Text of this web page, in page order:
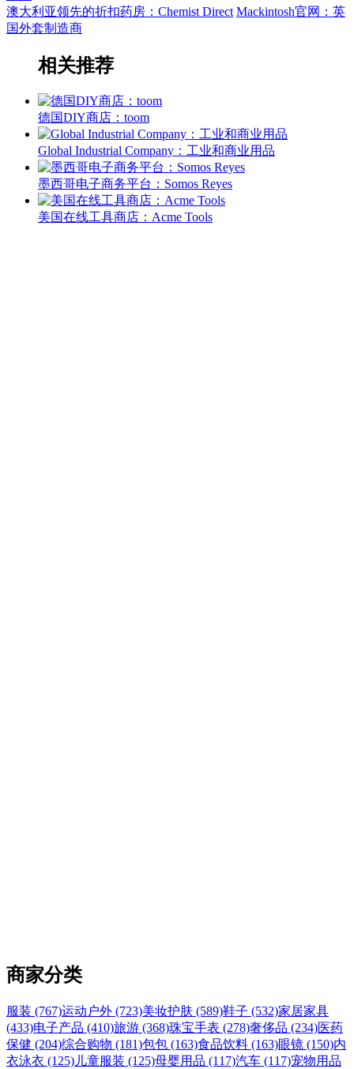
澳大利亚领先的折扣药房：Chemist Direct Mackintosh官网：英
国外套制造商
相关推荐
德国DIY商店：toom
Global Industrial Company：工业和商业用品
墨西哥电子商务平台：Somos Reyes
美国在线工具商店：Acme Tools
商家分类
服装 (767)运动户外 (723)美妆护肤 (589)鞋子 (532)家居家具
(433)电子产品 (410)旅游 (368)珠宝手表 (278)奢侈品 (234)医药
保健 (204)综合购物 (181)包包 (163)食品饮料 (163)眼镜 (150)内
衣泳衣 (125) 儿童服装 (125)母婴用品 (117)汽车 (117)宠物用品